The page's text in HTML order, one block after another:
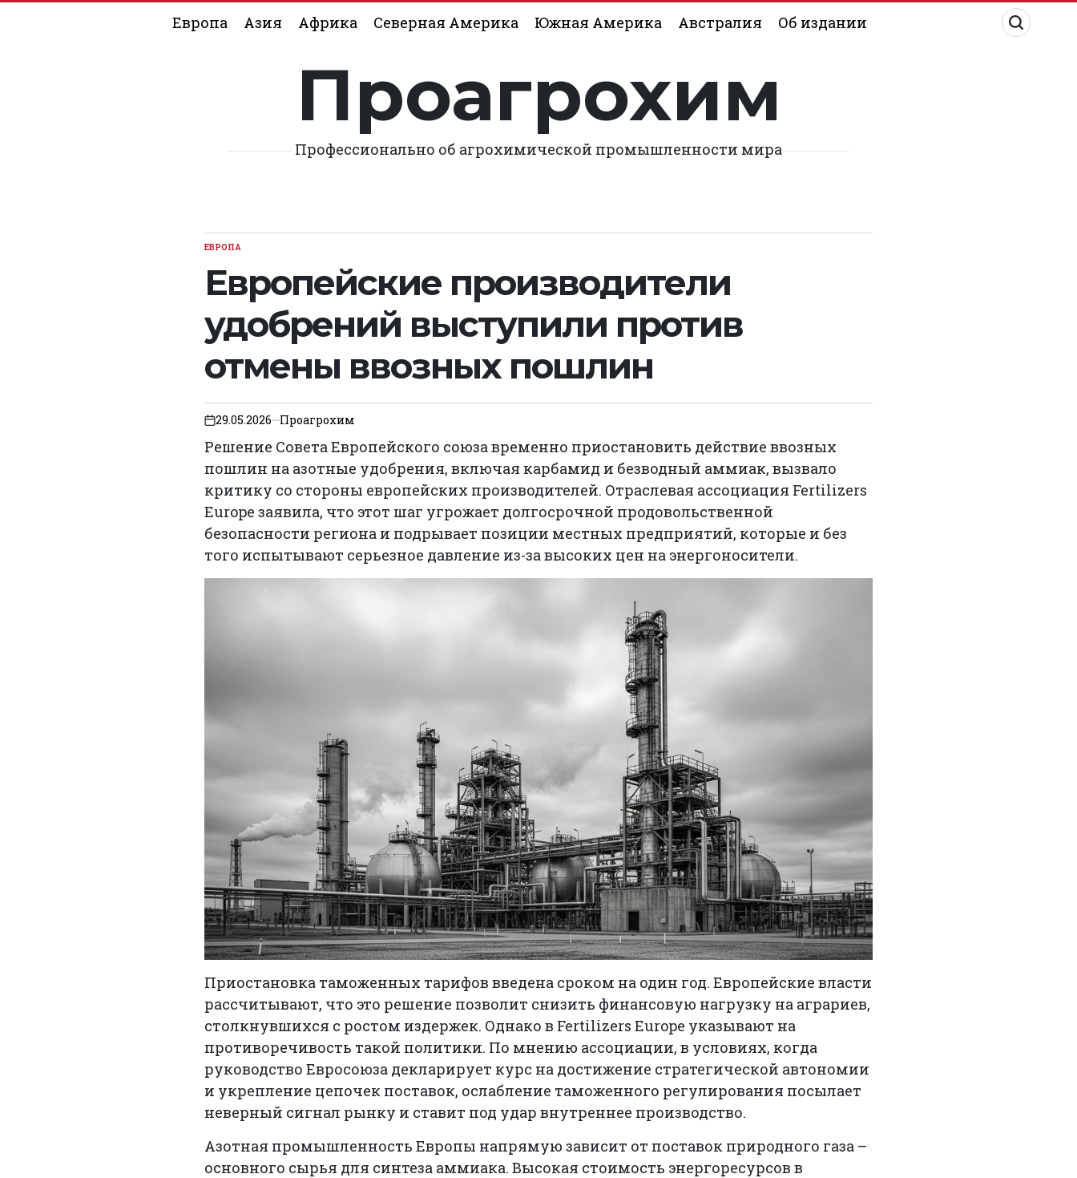
Европа Азия Африка Северная Америка Южная Америка Австралия Об издании
Проагрохим
Профессионально об агрохимической промышленности мира
POSTED
ЕВРОПА
Европейские производители
удобрений выступили против
отмены ввозных пошлин
on29.05.2026 Проагрохим
Решение Совета Европейского союза временно приостановить действие ввозных
пошлин на азотные удобрения, включая карбамид и безводный аммиак, вызвало
критику со стороны европейских производителей. Отраслевая ассоциация Fertilizers
Europe заявила, что этот шаг угрожает долгосрочной продовольственной
безопасности региона и подрывает позиции местных предприятий, которые и без
того испытывают серьезное давление из-за высоких цен на энергоносители.
Приостановка таможенных тарифов введена сроком на один год. Европейские власти
рассчитывают, что это решение позволит снизить финансовую нагрузку на аграриев,
столкнувшихся с ростом издержек. Однако в Fertilizers Europe указывают на
противоречивость такой политики. По мнению ассоциации, в условиях, когда
руководство Евросоюза декларирует курс на достижение стратегической автономии
и укрепление цепочек поставок, ослабление таможенного регулирования посылает
неверный сигнал рынку и ставит под удар внутреннее производство.
Азотная промышленность Европы напрямую зависит от поставок природного газа –
основного сырья для синтеза аммиака. Высокая стоимость энергоресурсов в